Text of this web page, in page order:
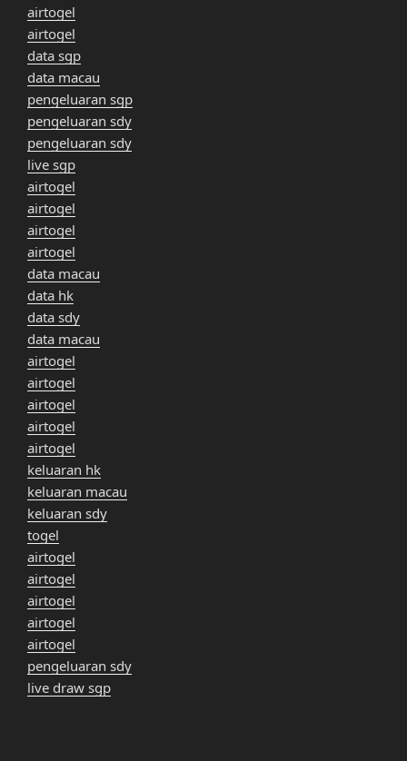
airtogel
airtogel
data sgp
data macau
pengeluaran sgp
pengeluaran sdy
pengeluaran sdy
live sgp
airtogel
airtogel
airtogel
airtogel
data macau
data hk
data sdy
data macau
airtogel
airtogel
airtogel
airtogel
airtogel
keluaran hk
keluaran macau
keluaran sdy
togel
airtogel
airtogel
airtogel
airtogel
airtogel
pengeluaran sdy
live draw sgp